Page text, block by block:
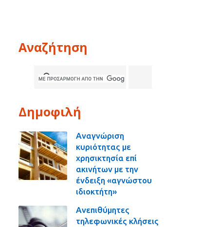
Αναζήτηση
Δημοφιλή
Αναγνώριση
κυριότητας με
χρησικτησία επί
ακινήτων με την
ένδειξη «αγνώστου
ιδιοκτήτη»
Ανεπιθύμητες
τηλεφωνικές κλήσεις